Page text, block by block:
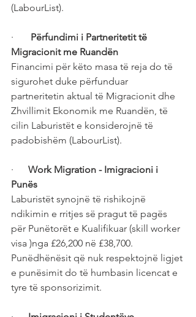
(LabourList).
·
Përfundimi i Partneritetit të
Migracionit me Ruandën
Financimi për këto masa të reja do të
sigurohet duke përfunduar
partneritetin aktual të Migracionit dhe
Zhvillimit Ekonomik me Ruandën, të
cilin Laburistët e konsiderojnë të
padobishëm (LabourList).
· Work Migration - Imigracioni i
Punës
Laburistët synojnë të rishikojnë
ndikimin e rritjes së pragut të pagës
për Punëtorët e Kualifikuar (skill worker
visa )nga £26,200 në £38,700.
Punëdhënësit që nuk respektojnë ligjet
e punësimit do të humbasin licencat e
tyre të sponsorizimit.